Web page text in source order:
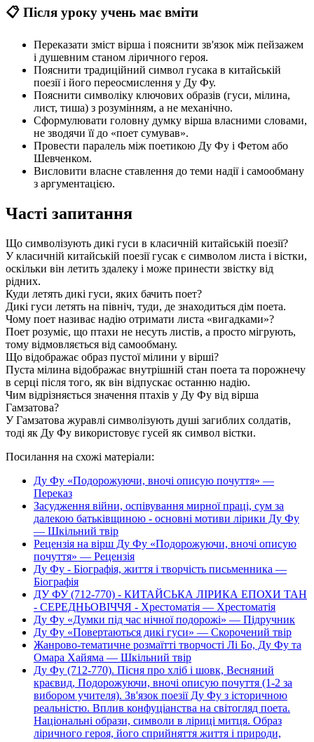
📋 Після уроку учень має вміти
Переказати зміст вірша і пояснити зв'язок між пейзажем
і душевним станом ліричного героя.
Пояснити традиційний символ гусака в китайській
поезії і його переосмислення у Ду Фу.
Пояснити символіку ключових образів (гуси, мілина,
лист, тиша) з розумінням, а не механічно.
Сформулювати головну думку вірша власними словами,
не зводячи її до «поет сумував».
Провести паралель між поетикою Ду Фу і Фетом або
Шевченком.
Висловити власне ставлення до теми надії і самообману
з аргументацією.
Часті запитання
Що символізують дикі гуси в класичній китайській поезії?
У класичній китайській поезії гусак є символом листа і вістки,
оскільки він летить здалеку і може принести звістку від
рідних.
Куди летять дикі гуси, яких бачить поет?
Дикі гуси летять на північ, туди, де знаходиться дім поета.
Чому поет називає надію отримати листа «вигадками»?
Поет розуміє, що птахи не несуть листів, а просто мігрують,
тому відмовляється від самообману.
Що відображає образ пустої мілини у вірші?
Пуста мілина відображає внутрішній стан поета та порожнечу
в серці після того, як він відпускає останню надію.
Чим відрізняється значення птахів у Ду Фу від вірша
Гамзатова?
У Гамзатова журавлі символізують душі загиблих солдатів,
тоді як Ду Фу використовує гусей як символ вістки.
Посилання на схожі матеріали:
Ду Фу «Подорожуючи, вночі описую почуття» —
Переказ
Засудження війни, оспівування мирної праці, сум за
далекою батьківщиною - основні мотиви лірики Ду Фу
— Шкільний твір
Рецензія на вірш Ду Фу «Подорожуючи, вночі описую
почуття» — Рецензія
Ду Фу - Біографія, життя і творчість письменника —
Біографія
ДУ ФУ (712-770) - КИТАЙСЬКА ЛІРИКА ЕПОХИ ТАН
- СЕРЕДНЬОВІЧЧЯ - Хрестоматія — Хрестоматія
Ду Фу «Думки під час нічної подорожі» — Підручник
Ду Фу «Повертаються дикі гуси» — Скорочений твір
Жанрово-тематичне розмаїтті творчості Лі Бо, Ду Фу та
Омара Хайяма — Шкільний твір
Ду Фу (712-770). Пісня про хліб і шовк, Весняний
краєвид, Подорожуючи, вночі описую почуття (1-2 за
вибором учителя). Зв'язок поезії Ду Фу з історичною
реальністю. Вплив конфуціанства на світогляд поета.
Національні образи, символи в ліриці митця. Образ
ліричного героя, його сприйняття життя і природи,